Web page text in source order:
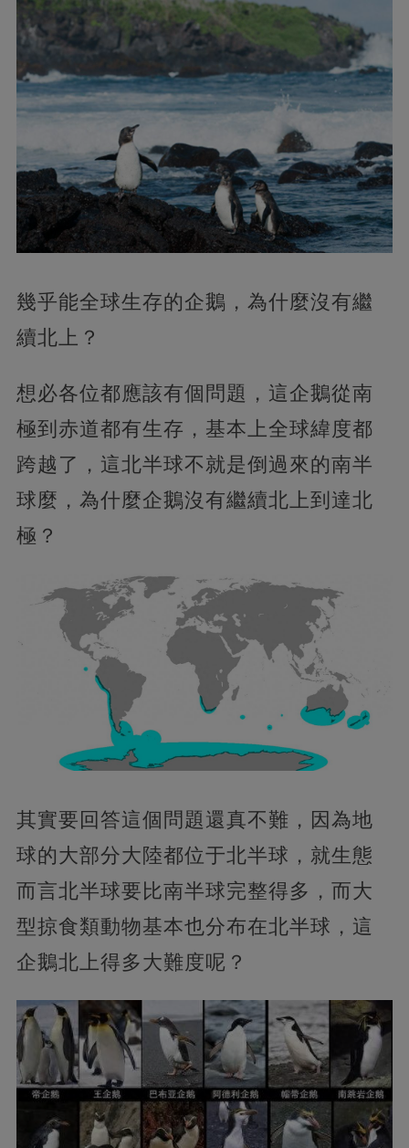
幾乎能全球生存的企鵝，為什麼沒有繼
續北上？
想必各位都應該有個問題，這企鵝從南
極到赤道都有生存，基本上全球緯度都
跨越了，這北半球不就是倒過來的南半
球麼，為什麼企鵝沒有繼續北上到達北
極？
其實要回答這個問題還真不難，因為地
球的大部分大陸都位于北半球，就生態
而言北半球要比南半球完整得多，而大
型掠食類動物基本也分布在北半球，這
企鵝北上得多大難度呢？